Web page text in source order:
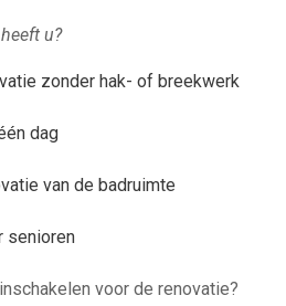
u?
zonder hak- of breekwerk
dag
van de badruimte
senioren
voor de renovatie?